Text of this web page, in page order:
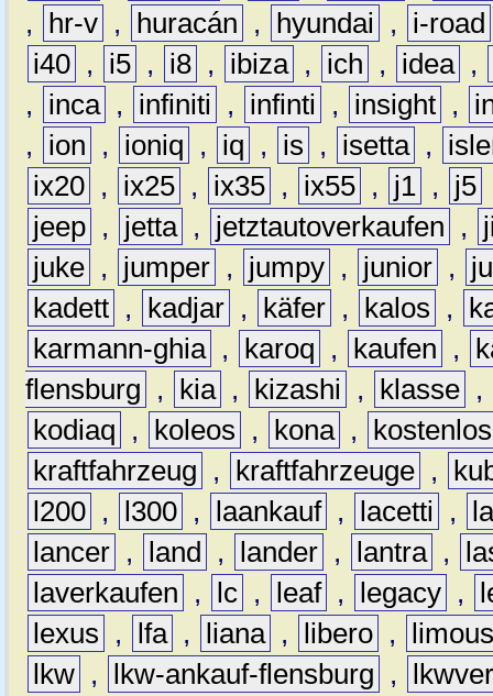
,
hr-v , huracán , hyundai ,
i-road
i40 , i5 , i8 , ibiza , ich , idea ,
,
inca , infiniti , infinti , insight ,
,
ion , ioniq , iq , is , isetta ,
ix20 , ix25 , ix35 , ix55 , j1 , j5
jeep , jetta , jetztautoverkaufen ,
juke , jumper , jumpy , junior ,
kadett , kadjar , käfer , kalos ,
karmann-ghia , karoq , kaufen ,
flensburg
, kia , kizashi , klasse ,
kodiaq
, koleos , kona ,
kostenlos
kraftfahrzeug
, kraftfahrzeuge ,
l200 , l300 , laankauf , lacetti ,
lancer , land , lander , lantra ,
laverkaufen
, lc , leaf , legacy ,
lexus
, lfa , liana , libero ,
lkw , lkw-ankauf-flensburg ,